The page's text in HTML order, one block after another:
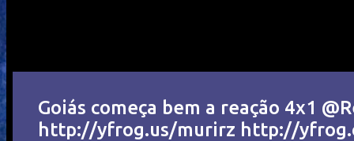
Goiás começa bem a reação 4x1
http://yfrog.us/murirz http://